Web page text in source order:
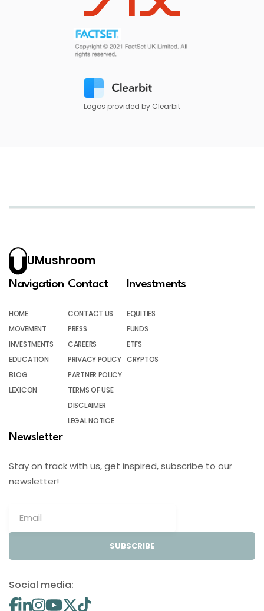
Logos provided by Clearbit
UMushroom
Navigation
HOME
MOVEMENT
INVESTMENTS
EDUCATION
BLOG
LEXICON
Contact
CONTACT US
PRESS
CAREERS
PRIVACY POLICY
PARTNER POLICY
TERMS OF USE
DISCLAIMER
LEGAL NOTICE
Investments
EQUITIES
FUNDS
ETFS
CRYPTOS
Newsletter
Stay on track with us, get inspired, subscribe to our
newsletter!
SUBSCRIBE
Social media: